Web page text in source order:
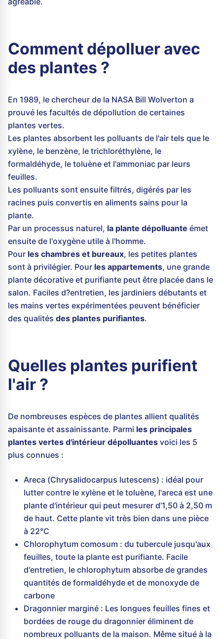
Comment dépolluer avec
des plantes ?
En 1989, le chercheur de la NASA Bill Wolverton a
prouvé les facultés de dépollution de certaines
plantes vertes.
Les plantes absorbent les polluants de l'air tels que le
xylène, le benzène, le trichloréthylène, le
formaldéhyde, le toluène et l'ammoniac par leurs
feuilles.
Les polluants sont ensuite filtrés, digérés par les
racines puis convertis en aliments sains pour la
plante.
Par un processus naturel, la plante dépolluante émet
ensuite de l'oxygène utile à l'homme.
Pour les chambres et bureaux, les petites plantes
sont à privilégier. Pour les appartements, une grande
plante décorative et purifiante peut être placée dans le
salon. Faciles d?entretien, les jardiniers débutants et
les mains vertes expérimentées peuvent bénéficier
des qualités des plantes purifiantes.
Quelles plantes purifient
l'air ?
De nombreuses espèces de plantes allient qualités
apaisante et assainissante. Parmi les principales
plantes vertes d'intérieur dépolluantes voici les 5
plus connues :
Areca (Chrysalidocarpus lutescens) : idéal pour
lutter contre le xylène et le toluène, l'areca est une
plante d'intérieur qui peut mesurer d'1,50 à 2,50 m
de haut. Cette plante vit très bien dans une pièce
à 22°C
Chlorophytum comosum : du tubercule jusqu'aux
feuilles, toute la plante est purifiante. Facile
d'entretien, le chlorophytum absorbe de grandes
quantités de formaldéhyde et de monoxyde de
carbone
Dragonnier marginé : Les longues feuilles fines et
bordées de rouge du dragonnier éliminent de
nombreux polluants de la maison. Même situé à la